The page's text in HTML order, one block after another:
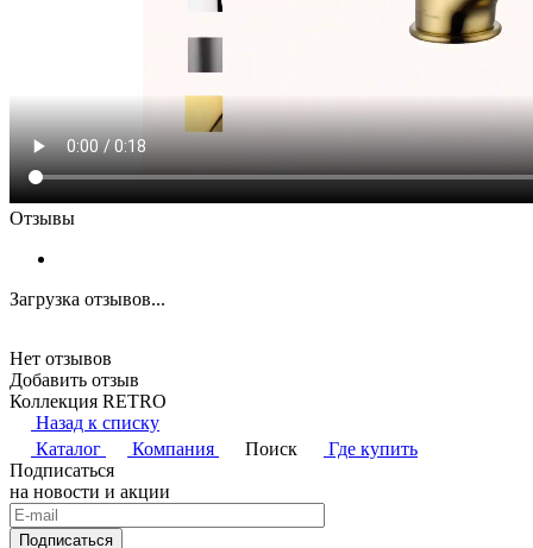
Отзывы
Загрузка отзывов...
Нет отзывов
Добавить отзыв
Коллекция RETRO
Назад к списку
Каталог
Компания Поиск
Где купить
Подписаться
на новости и акции
Подписаться